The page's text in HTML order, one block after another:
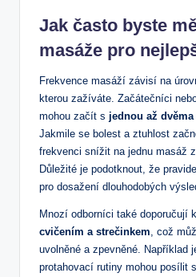
Jak často byste
masáže pro
Frekvence masáží závisí na
kterou zažíváte. Začátečníci
mohou začít s jednou až
Jakmile se bolest a ztuhlost
frekvenci snížit na jednu masáž
Důležité je podotknout, že
pro dosažení dlouhodobých
Mnozí odborníci také doporučují
cvičením a strečinkem, což
uvolněné a zpevněné. Například
protahovací rutiny mohou posílit